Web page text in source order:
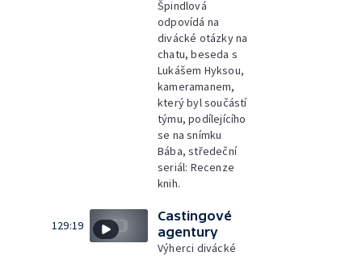
Špindlová
odpovídá na
divácké otázky na
chatu, beseda s
Lukášem Hyksou,
kameramanem,
který byl součástí
týmu, podílejícího
se na snímku
Bába, středeční
seriál: Recenze
knih.
129:19
Castingové
agentury
Výherci divácké